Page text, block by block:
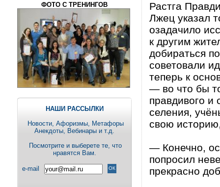
ФОТО С ТРЕНИНГОВ
НАШИ РАССЫЛКИ
Новости, Aфоризмы, Метафоры
Анекдоты, Вебинары и т.д.
Посмотрите и выберете те, что
нравятся Вам.
e-mail
Растга
Лжец указал
озадачило
к другим
добираться
советовали
теперь к
— во что бы
правдивого
селения,
свою
— Конечно,
попросил
прекрасно